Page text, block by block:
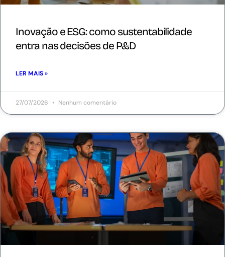
Inovação e ESG: como sustentabilidade
entra nas decisões de P&D
LER MAIS »
27/07/2026 Nenhum comentário